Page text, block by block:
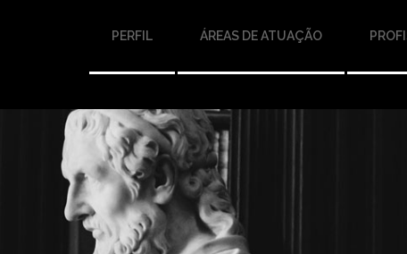
PERFIL ÁREAS DE ATUAÇÃO